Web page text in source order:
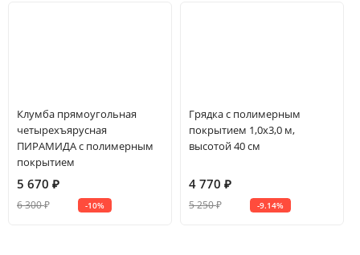
Клумба прямоугольная
четырехъярусная
ПИРАМИДА с полимерным
покрытием
5 670 ₽
6 300₽ -10%
Грядка с полимерным
покрытием 1,0х3,0 м,
высотой 40 см
4 770 ₽
5 250₽ -9.14%